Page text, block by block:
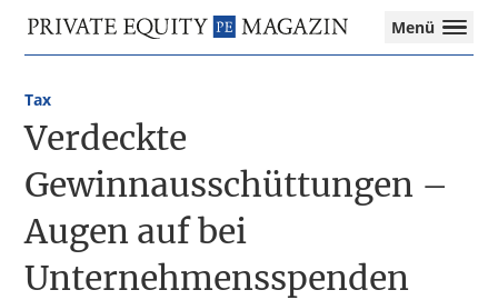
Hauptnavigation
Inhalt
Private
Equity
Das
für
die
Private
Equity-
Branche
–
Investment
Funds
Menü
Verdeckte
Gewinnausschüttungen –
Augen auf bei
Unternehmensspenden
Tax